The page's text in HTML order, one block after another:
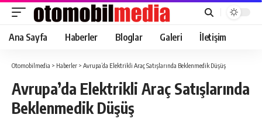
Ana Sayfa Haberler Bloglar Galeri İletişim
Otomobilmedia > Haberler > Avrupa’da Elektrikli Araç Satışlarında Beklenmedik Düşüş
Avrupa’da Elektrikli Araç Satışlarında
Beklenmedik Düşüş